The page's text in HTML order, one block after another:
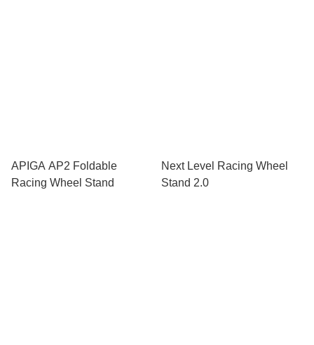
APIGA AP2 Foldable
Racing Wheel Stand
Next Level Racing Wheel
Stand 2.0